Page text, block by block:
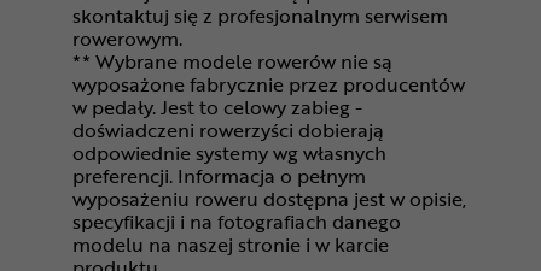
skontaktuj się z profesjonalnym serwisem
rowerowym.
** Wybrane modele rowerów nie są
wyposażone fabrycznie przez producentów
w pedały. Jest to celowy zabieg -
doświadczeni rowerzyści dobierają
odpowiednie systemy wg własnych
preferencji. Informacja o pełnym
wyposażeniu roweru dostępna jest w opisie,
specyfikacji i na fotografiach danego
modelu na naszej stronie i w karcie